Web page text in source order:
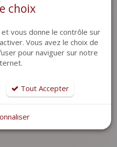
spécialistes sur la
(83520) depuis 1963 pour
choix
vous donne le contrôle sur
Vous avez le choix de
pour naviguer sur notre
Tout Accepter